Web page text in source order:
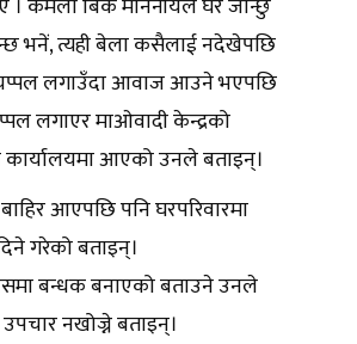
भनें, त्यही बेला कसैलाई नदेखेपछि
लगाउँदा आवाज आउने भएपछि
लगाएर माओवादी केन्द्रको
आएको उनले बताइन्।
आएपछि पनि घरपरिवारमा
गरेको बताइन्।
बन्धक बनाएको बताउने उनले
नखोज्ने बताइन्।